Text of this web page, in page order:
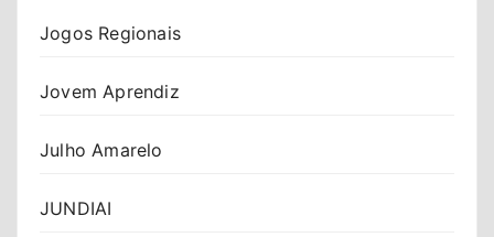
Jogos Regionais
Jovem Aprendiz
Julho Amarelo
JUNDIAI